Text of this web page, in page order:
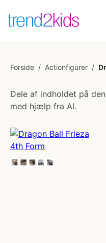
Forside / Actionfigurer /
Dele af indholdet på
med hjælp fra AI.